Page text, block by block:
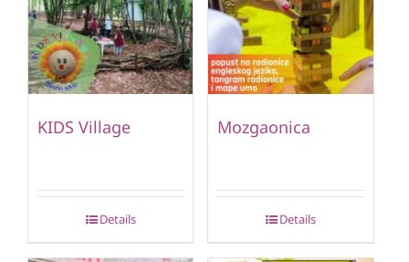
KIDS Village
Details
Mozgaonica
Details